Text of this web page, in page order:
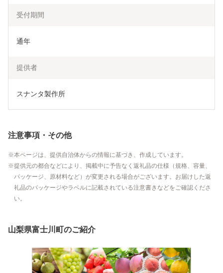
受付期間
通年
提供者
スナンタ製作所
注意事項・その他
本ページは、提供自治体からの情報に基づき、作成しています。
提供元の都合などにより、掲載中に予告なく返礼品の仕様（規格、容量、
パッケージ、原材料など）が変更される場合がございます。お届けした返
礼品のパッケージやラベルに記載されている注意書きなどをご確認くださ
い。
山梨県富士川町のご紹介